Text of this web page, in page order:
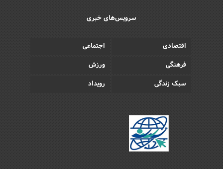
سرویس‌های خبری
اقتصادی
اجتماعی
فرهنگی
ورزش
سبک زندگی
رویداد